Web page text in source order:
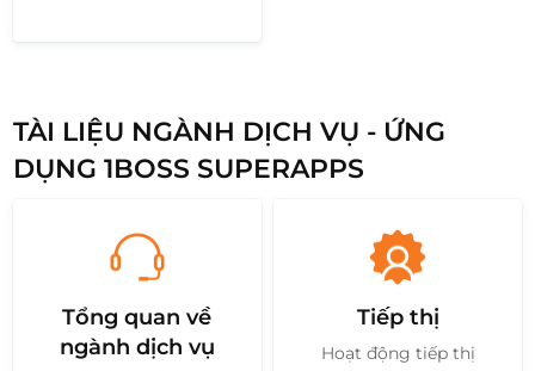
TÀI LIỆU NGÀNH DỊCH VỤ - ỨNG
DỤNG 1BOSS SUPERAPPS
Tổng quan về
ngành dịch vụ
Tiếp thị
Hoạt động tiếp thị